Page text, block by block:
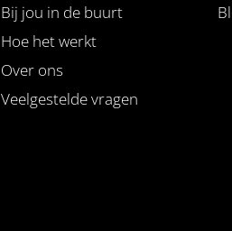
Bij jou in de buurt
Hoe het werkt
Over ons
Veelgestelde vragen